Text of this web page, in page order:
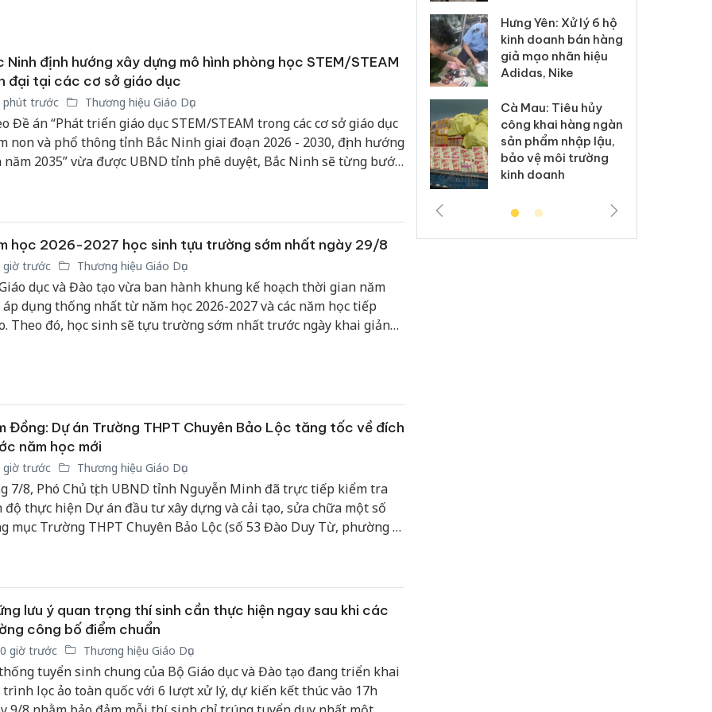
Ninh định hướng xây dựng mô hình phòng học STEM/STEAM
đại tại các cơ sở giáo dục
phút trước Thương hiệu Giáo Dục
Đề án “Phát triển giáo dục STEM/STEAM trong các cơ sở giáo dục
non và phổ thông tỉnh Bắc Ninh giai đoạn 2026 - 2030, định hướng
năm 2035” vừa được UBND tỉnh phê duyệt, Bắc Ninh sẽ từng bước
các vấn đề thực tiễn thông qua các dự án tích hợp kiến thức liên
học 2026-2027 học sinh tựu trường sớm nhất ngày 29/8
giờ trước Thương hiệu Giáo Dục
dục và Đào tạo vừa ban hành khung kế hoạch thời gian năm
áp dụng thống nhất từ năm học 2026-2027 và các năm học tiếp
Theo đó, học sinh sẽ tựu trường sớm nhất trước ngày khai giảng
Đồng: Dự án Trường THPT Chuyên Bảo Lộc tăng tốc về đích
năm học mới
giờ trước Thương hiệu Giáo Dục
7/8, Phó Chủ tịch UBND tỉnh Nguyễn Minh đã trực tiếp kiểm tra
độ thực hiện Dự án đầu tư xây dựng và cải tạo, sửa chữa một số
mục Trường THPT Chuyên Bảo Lộc (số 53 Đào Duy Từ, phường 1
lưu ý quan trọng thí sinh cần thực hiện ngay sau khi các
công bố điểm chuẩn
giờ trước Thương hiệu Giáo Dục
tuyển sinh chung của Bộ Giáo dục và Đào tạo đang triển khai
trình lọc ảo toàn quốc với 6 lượt xử lý, dự kiến kết thúc vào 17h
bán bình sữa
chủ mưu đường dây
bán hàng giả tại Phú
Quốc ra đầu thú
Hưng Yên: Xử lý 6 hộ
kinh doanh bán hàng
giả mạo nhãn hiệu
Adidas, Nike
Cà Mau: Tiêu hủy
công khai hàng ngàn
sản phẩm nhập lậu,
bảo vệ môi trường
kinh doanh